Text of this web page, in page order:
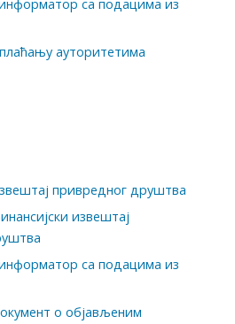
са подацима из
ауторитетима
привредног друштва
извештај
са подацима из
о објављеним